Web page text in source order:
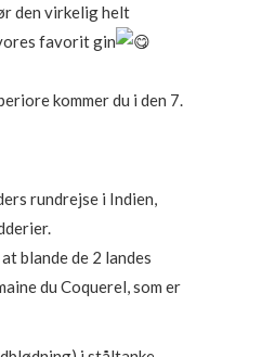
den virkelig helt
favorit gin
kommer du i den 7.
rundrejse i Indien,
blande de 2 landes
du Coquerel, som er